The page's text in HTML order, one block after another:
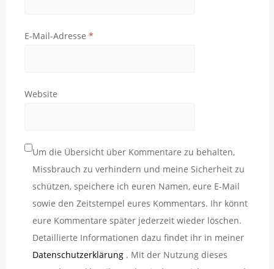
E-Mail-Adresse *
Website
Um die Übersicht über Kommentare zu behalten,
Missbrauch zu verhindern und meine Sicherheit zu
schützen, speichere ich euren Namen, eure E-Mail
sowie den Zeitstempel eures Kommentars. Ihr könnt
eure Kommentare später jederzeit wieder löschen.
Detaillierte Informationen dazu findet ihr in meiner
Datenschutzerklärung . Mit der Nutzung dieses